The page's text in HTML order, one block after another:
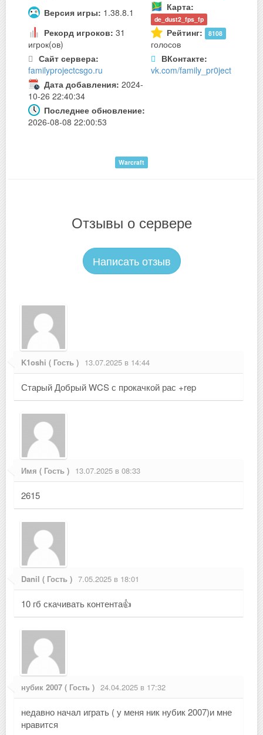
Версия игры: 1.38.8.1 Карта:
de_dust2_fps_fp
Рекорд игроков: 31
игрок(ов)
Рейтинг: 8108
голосов
Сайт сервера:
familyprojectcsgo.ru
ВКонтакте:
vk.com/family_pr0ject
Дата добавления: 2024-
10-26 22:40:34
Последнее обновление:
2026-08-08 22:00:53
Warcraft
Отзывы о сервере
Написать отзыв
K1oshi ( Гость ) 13.07.2025 в 14:44
Старый Добрый WCS с прокачкой рас +rep
Имя ( Гость ) 13.07.2025 в 08:33
2615
Danil ( Гость ) 7.05.2025 в 18:01
10 гб скачивать контента👍
нубик 2007 ( Гость ) 24.04.2025 в 17:32
недавно начал играть ( у меня ник нубик 2007)и мне
нравится